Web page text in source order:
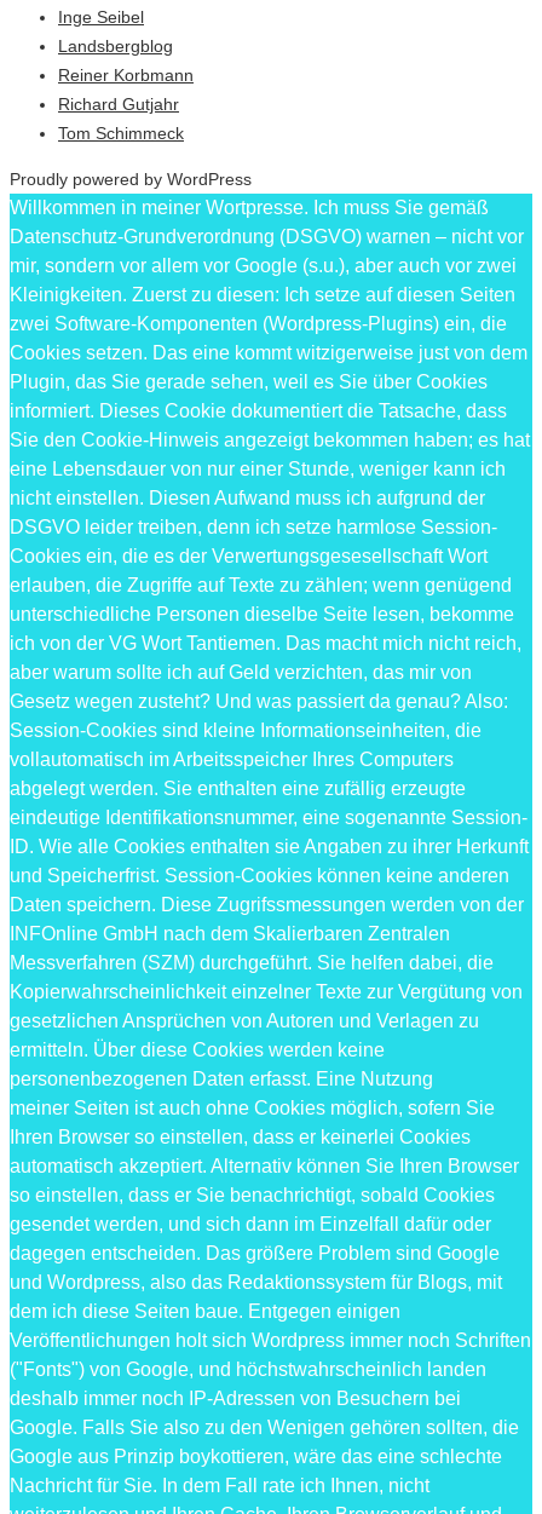
Inge Seibel
Landsbergblog
Reiner Korbmann
Richard Gutjahr
Tom Schimmeck
Proudly powered by WordPress
Willkommen in meiner Wortpresse. Ich muss Sie gemäß
Datenschutz-Grundverordnung (DSGVO) warnen – nicht vor
mir, sondern vor allem vor Google (s.u.), aber auch vor zwei
Kleinigkeiten. Zuerst zu diesen: Ich setze auf diesen Seiten
zwei Software-Komponenten (Wordpress-Plugins) ein, die
Cookies setzen. Das eine kommt witzigerweise just von dem
Plugin, das Sie gerade sehen, weil es Sie über Cookies
informiert. Dieses Cookie dokumentiert die Tatsache, dass
Sie den Cookie-Hinweis angezeigt bekommen haben; es hat
eine Lebensdauer von nur einer Stunde, weniger kann ich
nicht einstellen. Diesen Aufwand muss ich aufgrund der
DSGVO leider treiben, denn ich setze harmlose Session-
Cookies ein, die es der Verwertungsgesesellschaft Wort
erlauben, die Zugriffe auf Texte zu zählen; wenn genügend
unterschiedliche Personen dieselbe Seite lesen, bekomme
ich von der VG Wort Tantiemen. Das macht mich nicht reich,
aber warum sollte ich auf Geld verzichten, das mir von
Gesetz wegen zusteht? Und was passiert da genau? Also:
Session-Cookies sind kleine Informationseinheiten, die
vollautomatisch im Arbeitsspeicher Ihres Computers
abgelegt werden. Sie enthalten eine zufällig erzeugte
eindeutige Identifikationsnummer, eine sogenannte Session-
ID. Wie alle Cookies enthalten sie Angaben zu ihrer Herkunft
und Speicherfrist. Session-Cookies können keine anderen
Daten speichern. Diese Zugrifssmessungen werden von der
INFOnline GmbH nach dem Skalierbaren Zentralen
Messverfahren (SZM) durchgeführt. Sie helfen dabei, die
Kopierwahrscheinlichkeit einzelner Texte zur Vergütung von
gesetzlichen Ansprüchen von Autoren und Verlagen zu
ermitteln. Über diese Cookies werden keine
personenbezogenen Daten erfasst. Eine Nutzung
meiner Seiten ist auch ohne Cookies möglich, sofern Sie
Ihren Browser so einstellen, dass er keinerlei Cookies
automatisch akzeptiert. Alternativ können Sie Ihren Browser
so einstellen, dass er Sie benachrichtigt, sobald Cookies
gesendet werden, und sich dann im Einzelfall dafür oder
dagegen entscheiden. Das größere Problem sind Google
und Wordpress, also das Redaktionssystem für Blogs, mit
dem ich diese Seiten baue. Entgegen einigen
Veröffentlichungen holt sich Wordpress immer noch Schriften
("Fonts") von Google, und höchstwahrscheinlich landen
deshalb immer noch IP-Adressen von Besuchern bei
Google. Falls Sie also zu den Wenigen gehören sollten, die
Google aus Prinzip boykottieren, wäre das eine schlechte
Nachricht für Sie. In dem Fall rate ich Ihnen, nicht